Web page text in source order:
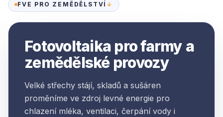
FVE PRO ZEMĚDĚLSTVÍ ↓
Fotovoltaika pro farmy a
zemědělské provozy
Velké střechy stájí, skladů a sušáren
proměníme ve zdroj levné energie pro
chlazení mléka, ventilaci, čerpání vody i